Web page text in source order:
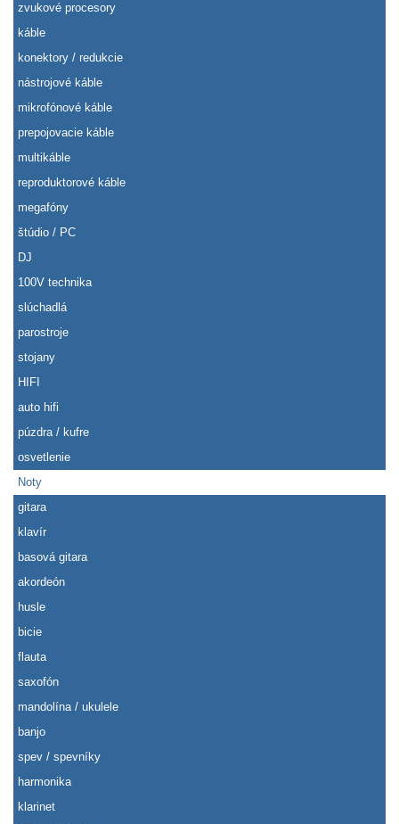
zvukové procesory
káble
konektory / redukcie
nástrojové káble
mikrofónové káble
prepojovacie káble
multikáble
reproduktorové káble
megafóny
štúdio / PC
DJ
100V technika
slúchadlá
parostroje
stojany
HIFI
auto hifi
púzdra / kufre
osvetlenie
Noty
gitara
klavír
basová gitara
akordeón
husle
bicie
flauta
saxofón
mandolína / ukulele
banjo
spev / spevníky
harmonika
klarinet